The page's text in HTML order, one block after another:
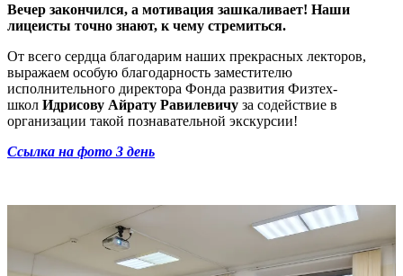
Вечер закончился, а мотивация зашкаливает! Наши
лицеисты точно знают, к чему стремиться.
От всего сердца благодарим наших прекрасных лекторов,
выражаем особую благодарность заместителю
исполнительного директора Фонда развития Физтех-
школ Идрисову Айрату Равилевичу за содействие в
организации такой познавательной экскурсии!
Ссылка на фото 3 день